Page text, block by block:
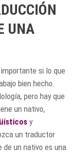
UNA
si lo que
bien hecho.
pero hay que
un nativo,
y
un traductor
de un nativo es una